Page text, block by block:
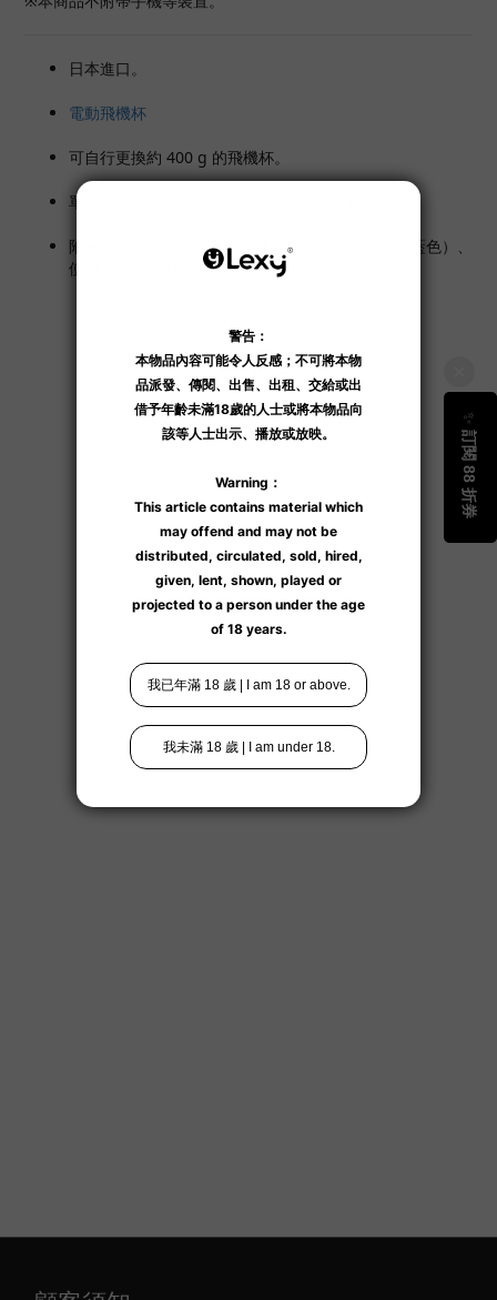
日本進口。
電動飛機杯
可自行更換約 400 g 的飛機杯。
單獨設定行程長度、抽動速度和活塞起始位置。
附有內容：主體機件、非貫通式設計飛機杯（水晶藍色）、
使用說明書及 USB 線。
了解更多